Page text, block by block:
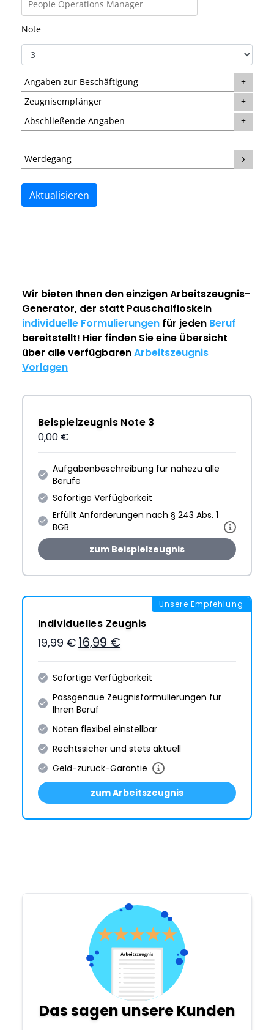
Note
Angaben zur Beschäftigung
Zeugnisempfänger
Abschließende Angaben
Werdegang
Aktualisieren
Wir bieten Ihnen den einzigenArbeitszeugnis-
Generator, der statt Pauschalfloskeln
individuelle Formulierungen für jeden Beruf
bereitstellt! Hier finden Sie eine Übersicht
über alle verfügbarenArbeitszeugnis
Vorlagen
Beispielzeugnis Note 3
0,00 €
Aufgabenbeschreibung für nahezu alle
Berufe
Sofortige Verfügbarkeit
Erfüllt Anforderungen nach § 243 Abs. 1
BGB
zum Beispielzeugnis
Unsere Empfehlung
Individuelles Zeugnis
19,99 € 16,99 €
Sofortige Verfügbarkeit
Passgenaue Zeugnis­formulie­rungen für
Ihren Beruf
Noten flexibel einstellbar
Rechtssicher und stets aktuell
Geld-zurück-Garantie
zum Arbeitszeugnis
Das sagen unsere Kunden